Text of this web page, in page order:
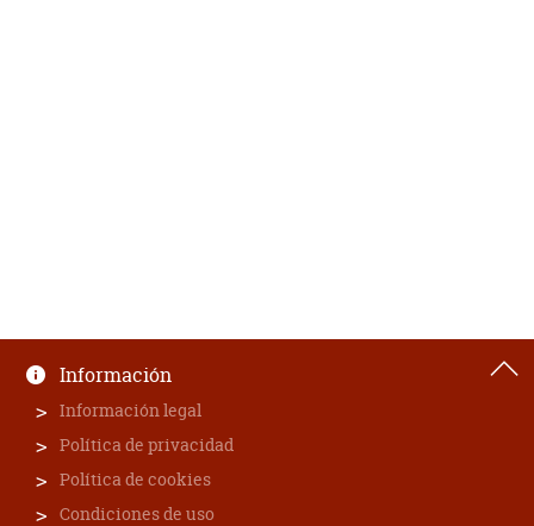
Información
Información legal
Política de privacidad
Política de cookies
Condiciones de uso